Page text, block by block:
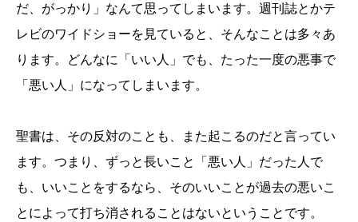
だ、がっかり」なんて思ってしまいます。週刊誌とかテ
レビのワイドショーを見ていると、そんなことは多々あ
ります。どんなに「いい人」でも、たった一度の悪事で
「悪い人」になってしまいます。
聖書は、その反対のことも、また起こるのだと言ってい
ます。つまり、ずっと長いこと「悪い人」だった人で
も、いいことをするなら、そのいいことが過去の悪いこ
とによって打ち消されることはないということです。